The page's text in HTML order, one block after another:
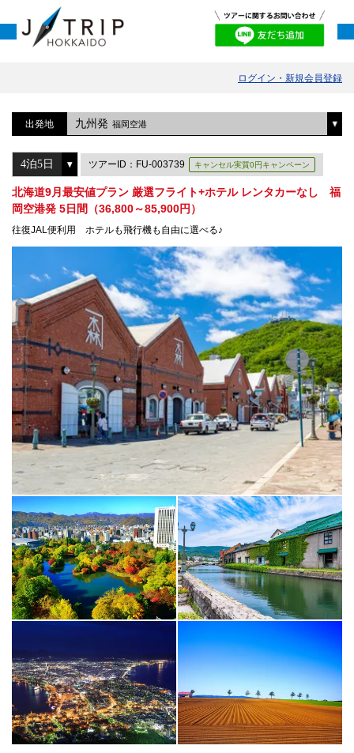
ログイン・新規会員登録
出発地 九州発 福岡空港
ツアーID：FU-003739 キャンセル実質0円キャンペーン
北海道9月最安値プラン 厳選フライト+ホテル レンタカーなし 福
岡空港発 5日間（36,800～85,900円）
往復JAL便利用 ホテルも飛行機も自由に選べる♪